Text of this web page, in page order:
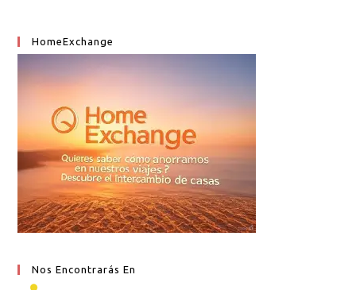
HomeExchange
Nos Encontrarás En